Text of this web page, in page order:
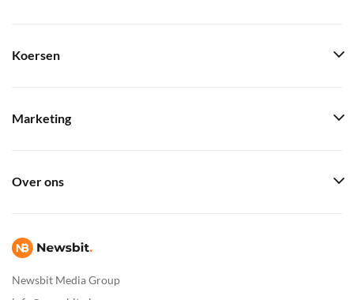
Newsbit Media Group
Koersen
Marketing
Over ons